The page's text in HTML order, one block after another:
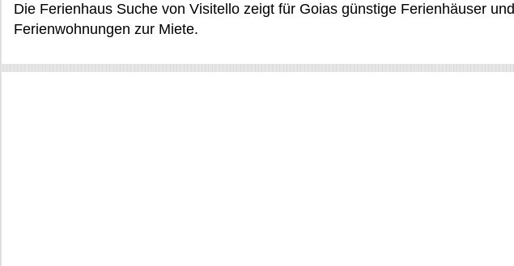
Die Ferienhaus Suche von Visitello zeigt für Goias günstige Ferienhäuser und
Ferienwohnungen zur Miete.